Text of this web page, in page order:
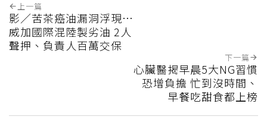
上一篇
影／苦茶癌油漏洞浮現…
威加國際混陸製劣油 2人
聲押、負責人百萬交保
下一篇
心臟醫揭早晨5大NG習慣
恐增負擔 忙到沒時間、
早餐吃甜食都上榜